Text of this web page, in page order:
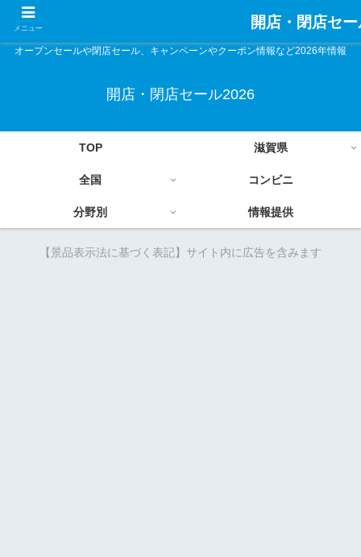
オープンセールや閉店セール、キャンペーンやクーポン情報など2026年情報
開店・閉店セール2026
TOP 滋賀県
全国 コンビニ
分野別 情報提供
【景品表示法に基づく表記】サイト内に広告を含みます
メニュー 開店・閉店セ